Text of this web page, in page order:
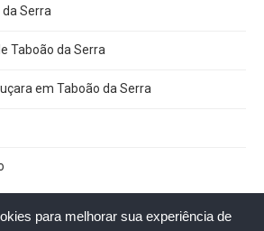
para melhorar sua experiência de
Serra
Taboão da Serra
em Taboão da Serra